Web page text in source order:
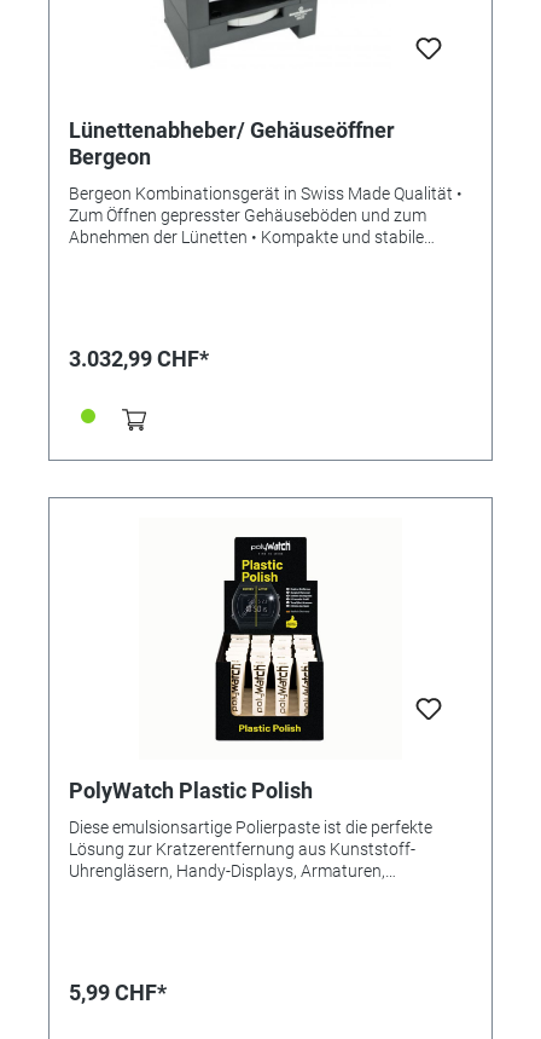
Lünettenabheber/ Gehäuseöffner
Bergeon
Bergeon Kombinationsgerät in Swiss Made Qualität •
Zum Öffnen gepresster Gehäuseböden und zum
Abnehmen der Lünetten • Kompakte und stabile
Schraubstock • Verschiedene Messer aus 57HRC
Winkeln von 20° und 25° erhältlich
3.032,99 CHF*
PolyWatch Plastic Polish
Diese emulsionsartige Polierpaste ist die perfekte
Lösung zur Kratzerentfernung aus Kunststoff-
Uhrengläsern, Handy-Displays, Armaturen,
Artikel ist auch ein interessantes Produkt für den
5,99 CHF*